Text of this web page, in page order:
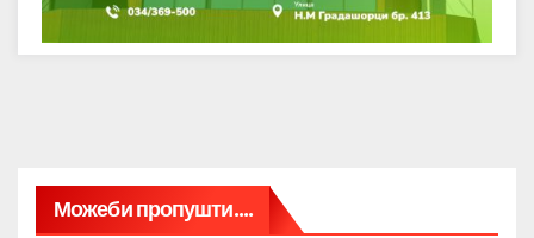
Можеби пропушти....